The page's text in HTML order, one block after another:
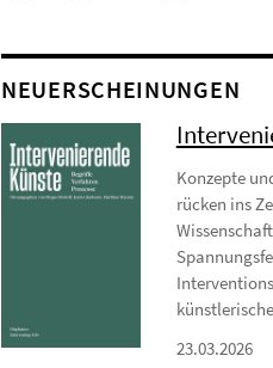
NEUERSCHEINUNGEN
Konzepte
rücken ins
23.03.2026